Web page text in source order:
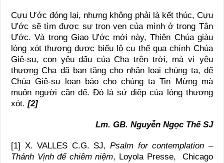
Cựu Ước đóng lại, nhưng không phải là kết thúc, Cựu
Ước sẽ tìm được sự trọn vẹn của mình ở trong Tân
Ước. Và trong Giao Ước mới này, Thiên Chúa giàu
lòng xót thương được biểu lộ cụ thể qua chính Chúa
Giê-su, con yêu dấu của Cha trên trời, mà vì yêu
thương Cha đã ban tặng cho nhân loại chúng ta, để
Chúa Giê-su loan báo cho chúng ta Tin Mừng mà
muôn người cần đế. Đó là sứ điệp của lòng thương
xót.[2]
Lm. GB. Nguyễn Ngọc Thế SJ
[1] X. VALLES C.G. SJ,Psalm for contemplation –
Thánh Vịnh để chiêm niệm, Loyola Presse, Chicago